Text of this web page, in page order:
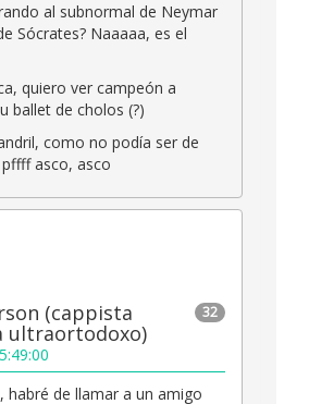
al subnormal de Neymar
Sócrates? Naaaaa, es el
quiero ver campeón a
ballet de cholos (?)
como no podía ser de
asco, asco
32
(cappista
ultraortodoxo)
habré de llamar a un amigo